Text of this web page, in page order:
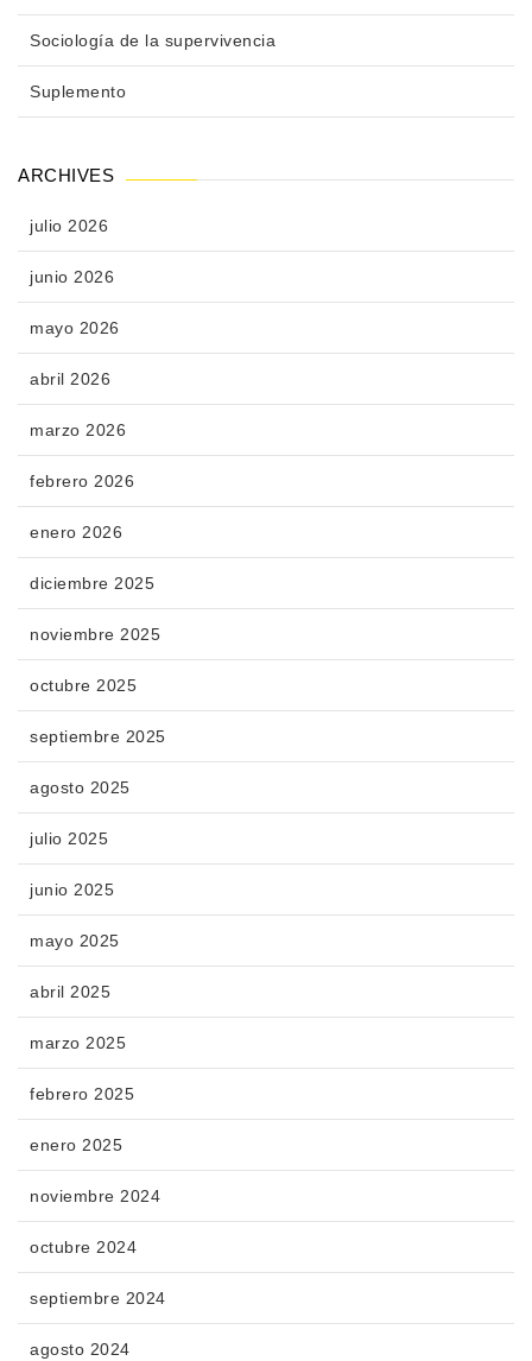
Sociología de la supervivencia
Suplemento
ARCHIVES
julio 2026
junio 2026
mayo 2026
abril 2026
marzo 2026
febrero 2026
enero 2026
diciembre 2025
noviembre 2025
octubre 2025
septiembre 2025
agosto 2025
julio 2025
junio 2025
mayo 2025
abril 2025
marzo 2025
febrero 2025
enero 2025
noviembre 2024
octubre 2024
septiembre 2024
agosto 2024